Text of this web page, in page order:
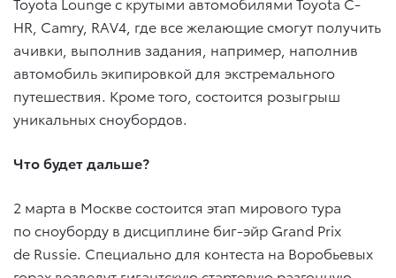
HR, Camry, RAV4, где все желающие смогут получить
ачивки, выполнив задания, например, наполнив
автомобиль экипировкой для экстремального
путешествия. Кроме того, состоится розыгрыш
уникальных сноубордов.
Что будет дальше?
2 марта в Москве состоится этап мирового тура
по сноуборду в дисциплине биг-эйр Grand Prix
de Russie. Специально для контеста на Воробьевых